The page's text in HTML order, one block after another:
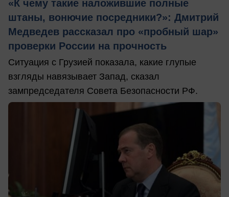
«К чему такие наложившие полные
штаны, вонючие посредники?»: Дмитрий
Медведев рассказал про «пробный шар»
проверки России на прочность
Ситуация с Грузией показала, какие глупые
взгляды навязывает Запад, сказал
зампредседателя Совета Безопасности РФ.